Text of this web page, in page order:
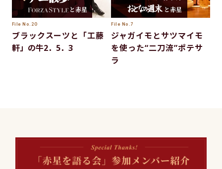
と赤星
File No.20
ブラックスーツと「工藤
軒」の牛2．5．3
と赤星
File No.7
ジャガイモとサツマイモ
を使った“二刀流”ポテサ
ラ